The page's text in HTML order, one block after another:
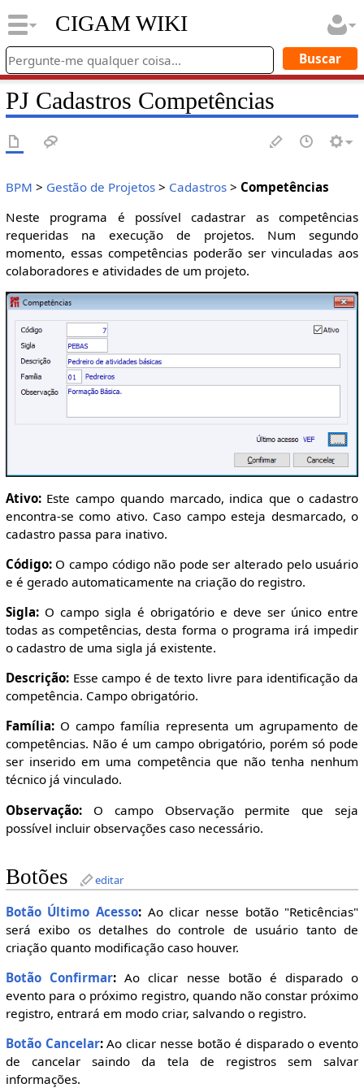
CIGAM WIKI
PJ Cadastros Competências
BPM > Gestão de Projetos> Cadastros> Competências
Neste programa é possível cadastrar as competências
requeridas na execução de projetos. Num segundo
momento, essas competências poderão ser vinculadas aos
colaboradores e atividades de um projeto.
Ativo:Este campo quando marcado, indica que o cadastro
encontra-se como ativo. Caso campo esteja desmarcado, o
cadastro passa para inativo.
Código:O campo código não pode ser alterado pelo usuário
e é gerado automaticamente na criação do registro.
Sigla:O campo sigla é obrigatório e deve ser único entre
todas as competências, desta forma o programa irá impedir
o cadastro de uma sigla já existente.
Descrição:Esse campo é de texto livre para identificação da
competência. Campo obrigatório.
Família:O campo família representa um agrupamento de
competências. Não é um campo obrigatório, porém só pode
ser inserido em uma competência que não tenha nenhum
técnico já vinculado.
Observação:O campo Observação permite que seja
possível incluir observações caso necessário.
Botões editar
Botão Último Acesso: Ao clicar nesse botão "Reticências"
será exibo os detalhes do controle de usuário tanto de
criação quanto modificação caso houver.
Botão Confirmar: Ao clicar nesse botão é disparado o
evento para o próximo registro, quando não constar próximo
registro, entrará em modo criar, salvando o registro.
Botão Cancelar:Ao clicar nesse botão é disparado o evento
de cancelar saindo da tela de registros sem salvar
informações.